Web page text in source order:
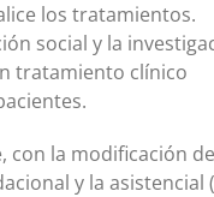
los tratamientos.
social y la
tratamiento clínico
con la modificación
y la asistencial